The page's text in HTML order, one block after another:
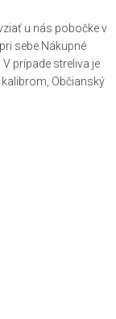
u nás pobočke v
sebe Nákupné
prípade streliva je
Občianský